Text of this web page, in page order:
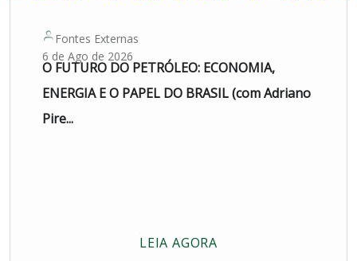
Fontes Externas
6 de Ago de 2026
O FUTURO DO PETRÓLEO: ECONOMIA,
ENERGIA E O PAPEL DO BRASIL (com Adriano
Pire...
LEIA AGORA